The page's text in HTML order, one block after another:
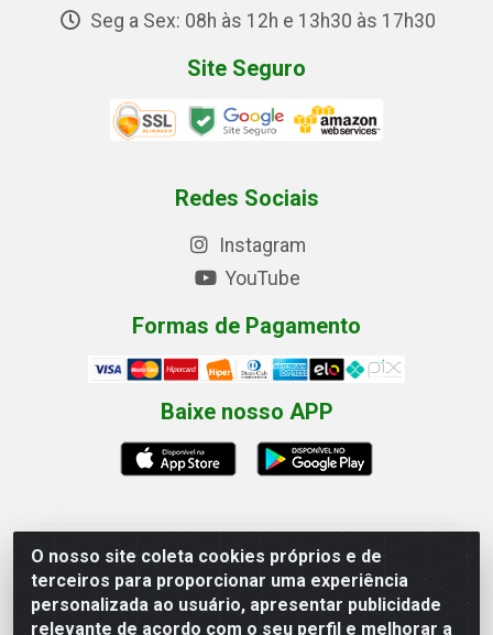
O nosso site coleta cookies próprios e de
terceiros para proporcionar uma experiência
personalizada ao usuário, apresentar publicidade
relevante de acordo com o seu perfil e melhorar a
Seg a Sex: 08h às 12h e 13h30 às 17h30
Site Seguro
Redes Sociais
Instagram
YouTube
Formas de Pagamento
Baixe nosso APP
Eletrofarias Materiais Eletricos - Av. Jorn. Assis
Chateaubriand, 2500 - Distrito Industrial, Campina
Grande/PB - CEP 58.410-062 - CNPJ 12.110.462/0001-
40